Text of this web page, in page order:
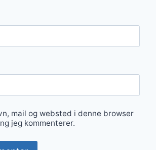
mail og websted i denne browser
jeg kommenterer.